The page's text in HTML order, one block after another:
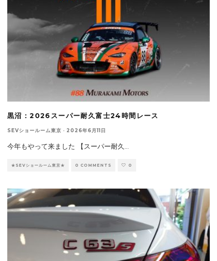
黒沼：2026スーパー耐久富士24時間レース
SEVショールーム東京 · 2026年6月11日
今年もやって来ました 【スーパー耐久
★SEVショールーム東京★ 0 COMMENTS 0